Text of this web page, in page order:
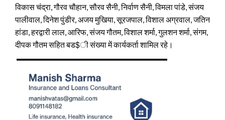
विकास चंद्रा, गौरव चौहान, सौरव सैनी, निर्वाण सैनी, विमला पांडे, संजय
पालीवाल, दिनेश पुंडीर, अजय मुखिया, सूरजपाल, विशाल अग्रवाल, जतिन
हांडा, हरद्वारी लाल, आरिफ, संजय गौतम, विशाल शर्मा, गुलशन शर्मा, संगम,
दीपक गौतम सहित बड$ी संख्या में कार्यकर्ता शामिल रहे।